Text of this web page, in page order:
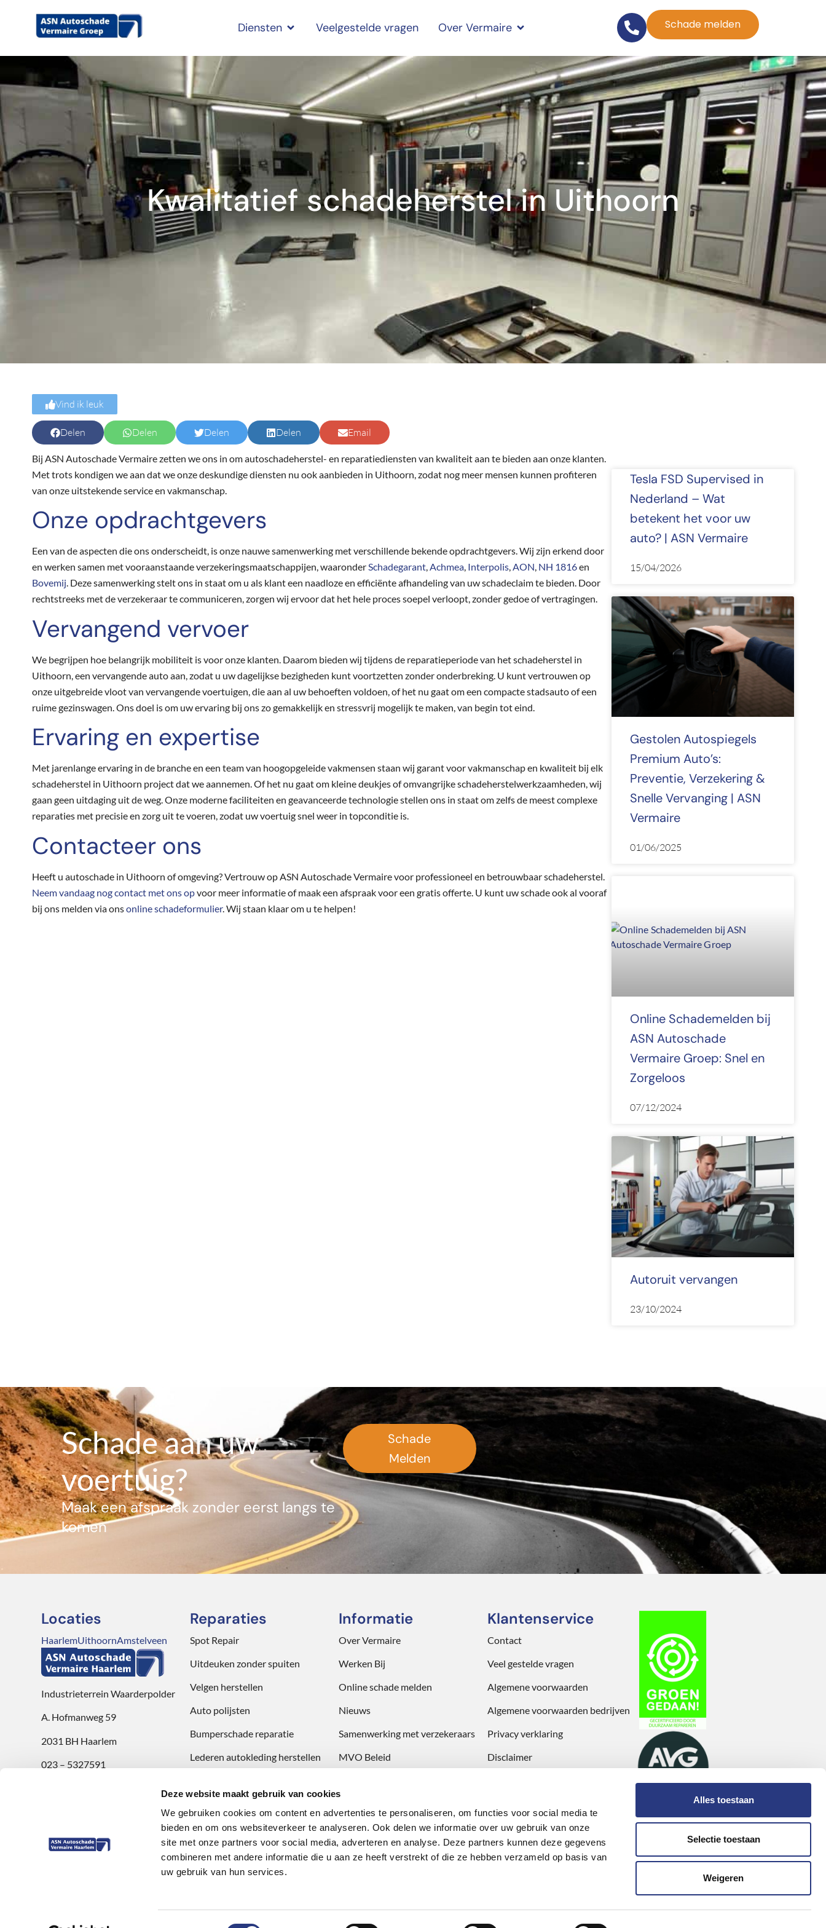
Deze website maakt gebruik van cookies
We gebruiken cookies om content en advertenties te personaliseren, om functies voor social media te
bieden en om ons websiteverkeer te analyseren. Ook delen we informatie over uw gebruik van onze
site met onze partners voor social media, adverteren en analyse. Deze partners kunnen deze gegevens
combineren met andere informatie die u aan ze heeft verstrekt of die ze hebben verzameld op basis van
uw gebruik van hun services.
Toestemmingsselectie
Alles toestaan
Selectie toestaan
Weigeren
Diensten Veelgestelde vragen Over Vermaire Schade melden
Kwalitatief schadeherstel in Uithoorn
Vind ik leuk
Delen Delen Delen Delen Email
Bij ASN Autoschade Vermaire zetten we ons in om autoschadeherstel- en reparatiediensten van kwaliteit aan te bieden aan onze klanten.
Met trots kondigen we aan dat we onze deskundige diensten nu ook aanbieden in Uithoorn, zodat nog meer mensen kunnen profiteren
van onze uitstekende service en vakmanschap.
Onze opdrachtgevers
Een van de aspecten die ons onderscheidt, is onze nauwe samenwerking met verschillende bekende opdrachtgevers. Wij zijn erkend door
en werken samen met vooraanstaande verzekeringsmaatschappijen, waaronderSchadegarant,Achmea, Interpolis,AON, NH 1816en
Bovemij. Deze samenwerking stelt ons in staat om u als klant een naadloze en efficiënte afhandeling van uw schadeclaim te bieden. Door
rechtstreeks met de verzekeraar te communiceren, zorgen wij ervoor dat het hele proces soepel verloopt, zonder gedoe of vertragingen.
Vervangend vervoer
We begrijpen hoe belangrijk mobiliteit is voor onze klanten. Daarom bieden wij tijdens de reparatieperiode van het schadeherstel in
Uithoorn, een vervangende auto aan, zodat u uw dagelijkse bezigheden kunt voortzetten zonder onderbreking. U kunt vertrouwen op
onze uitgebreide vloot van vervangende voertuigen, die aan al uw behoeften voldoen, of het nu gaat om een compacte stadsauto of een
ruime gezinswagen. Ons doel is om uw ervaring bij ons zo gemakkelijk en stressvrij mogelijk te maken, van begin tot eind.
Ervaring en expertise
Met jarenlange ervaring in de branche en een team van hoogopgeleide vakmensen staan wij garant voor vakmanschap en kwaliteit bij elk
schadeherstel in Uithoorn project dat we aannemen. Of het nu gaat om kleine deukjes of omvangrijke schadeherstelwerkzaamheden, wij
gaan geen uitdaging uit de weg. Onze moderne faciliteiten en geavanceerde technologie stellen ons in staat om zelfs de meest complexe
reparaties met precisie en zorg uit te voeren, zodat uw voertuig snel weer in topconditie is.
Contacteer ons
Heeft u autoschade in Uithoorn of omgeving? Vertrouw op ASN Autoschade Vermaire voor professioneel en betrouwbaar schadeherstel.
Neem vandaag nog contact met ons opvoor meer informatie of maak een afspraak voor een gratis offerte. U kunt uw schade ook al vooraf
bij ons melden via onsonline schadeformulier. Wij staan klaar om u te helpen!
Tesla FSD Supervised in
Nederland – Wat
betekent het voor uw
auto? | ASN Vermaire
15/04/2026
Gestolen Autospiegels
Premium Auto’s:
Preventie, Verzekering &
Snelle Vervanging | ASN
Vermaire
01/06/2025
Online Schademelden bij
ASN Autoschade
Vermaire Groep: Snel en
Zorgeloos
07/12/2024
Autoruit vervangen
23/10/2024
Schade aan uw
voertuig?
Maak een afspraak zonder eerst langs te
komen
Schade
Melden
Locaties
HaarlemUithoornAmstelveen
Industrieterrein Waarderpolder
A. Hofmanweg 59
2031 BH Haarlem
023 – 5327591
zaterdag: 9:00 uur t/m 12:00 uur
Reparaties
Spot Repair
Uitdeuken zonder spuiten
Velgen herstellen
Auto polijsten
Bumperschade reparatie
Lederen autokleding herstellen
Informatie
Over Vermaire
Werken Bij
Online schade melden
Nieuws
Samenwerking met verzekeraars
MVO Beleid
Klantenservice
Contact
Veel gestelde vragen
Algemene voorwaarden
Algemene voorwaarden bedrijven
Privacy verklaring
Disclaimer
Review achterlaten
© Copyright2026 ASN Autoschade Service Vermaire Haarlem | Website by WPinaday